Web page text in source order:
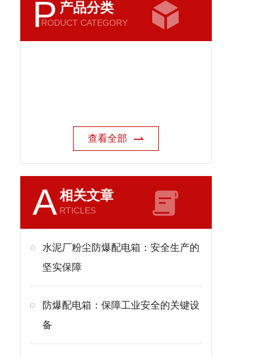
P 产品分类
RODUCT CATEGORY
查看全部
A相关文章
RTICLES
水泥厂粉尘防爆配电箱：安全生产的
坚实保障
防爆配电箱：保障工业安全的关键设
备